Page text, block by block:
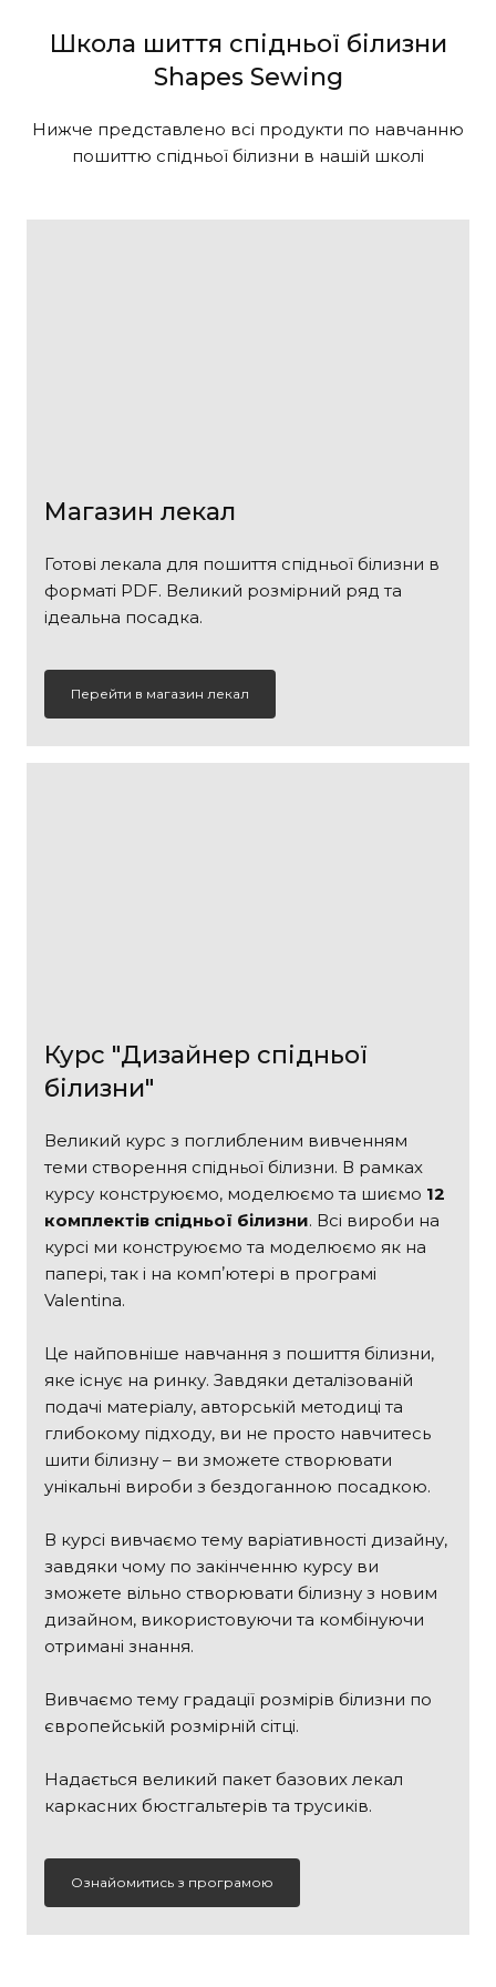
Школа шиття спідньої білизни
Shapes Sewing
Нижче представлено всі продукти по навчанню
пошиттю спідньої білизни в нашій школі
Магазин лекал
Готові лекала для пошиття спідньої білизни в
форматі PDF. Великий розмірний ряд та
ідеальна посадка.
Перейти в магазин лекал
Курс "Дизайнер спідньої
білизни"
Великий курс з поглибленим вивченням
теми створення спідньої білизни. В рамках
курсу конструюємо, моделюємо та шиємо 12
комплектів спідньої білизни. Всі вироби на
курсі ми конструюємо та моделюємо як на
папері, так і на компʼютері в програмі
Valentina.
Це найповніше навчання з пошиття білизни,
яке існує на ринку. Завдяки деталізованій
подачі матеріалу, авторській методиці та
глибокому підходу, ви не просто навчитесь
шити білизну – ви зможете створювати
унікальні вироби з бездоганною посадкою.
В курсі вивчаємо тему варіативності дизайну,
завдяки чому по закінченню курсу ви
зможете вільно створювати білизну з новим
дизайном, використовуючи та комбінуючи
отримані знання.
Вивчаємо тему градації розмірів білизни по
європейській розмірній сітці.
Надається великий пакет базових лекал
каркасних бюстгальтерів та трусиків.
Ознайомитись з програмою